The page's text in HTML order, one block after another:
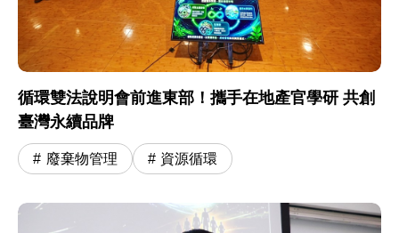
循環雙法說明會前進東部！攜手在地產官學研 共創
臺灣永續品牌
廢棄物管理 資源循環